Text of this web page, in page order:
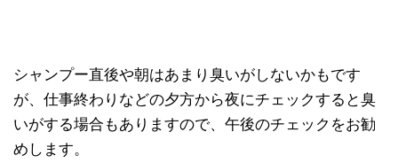
シャンプー直後や朝はあまり臭いがしないかもです
が、仕事終わりなどの夕方から夜にチェックすると臭
いがする場合もありますので、午後のチェックをお勧
めします。